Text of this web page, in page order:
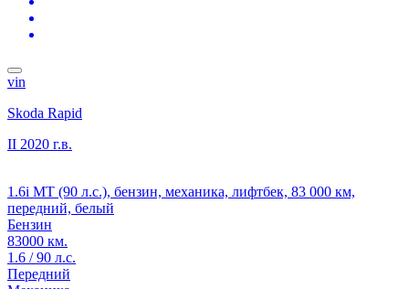
vin
Skoda Rapid
II 2020 г.в.
1.6i MT (90 л.с.), бензин, механика, лифтбек, 83 000 км,
передний, белый
Бензин
83000 км.
1.6 / 90 л.с.
Передний